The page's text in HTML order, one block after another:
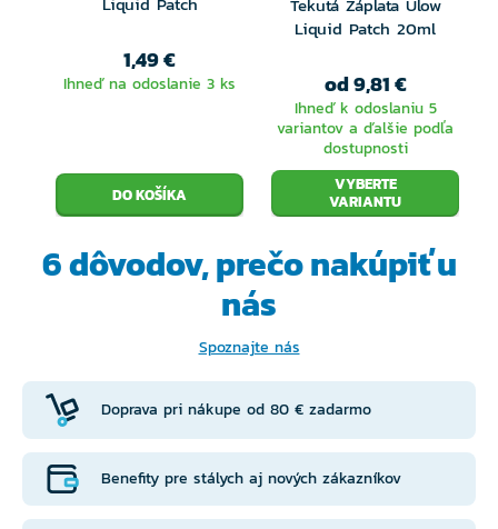
1,49 €
Ihneď na odoslanie 3 ks
Liquid Patch 20ml
od 9,81 €
Ihneď k odoslaniu 5
variantov a ďalšie podľa
dostupnosti
VYBERTE
VARIANTU
6 dôvodov, prečonakúpiť u
nás
Spoznajte nás
Doprava pri nákupe od 80 € zadarmo
Benefity pre stálych aj nových zákazníkov